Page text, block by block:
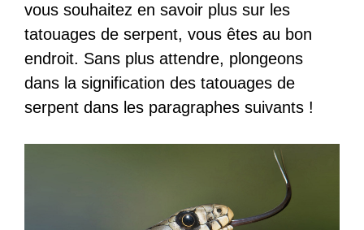
vous souhaitez en savoir plus sur les
tatouages de serpent, vous êtes au bon
endroit. Sans plus attendre, plongeons
dans la signification des tatouages de
serpent dans les paragraphes suivants !